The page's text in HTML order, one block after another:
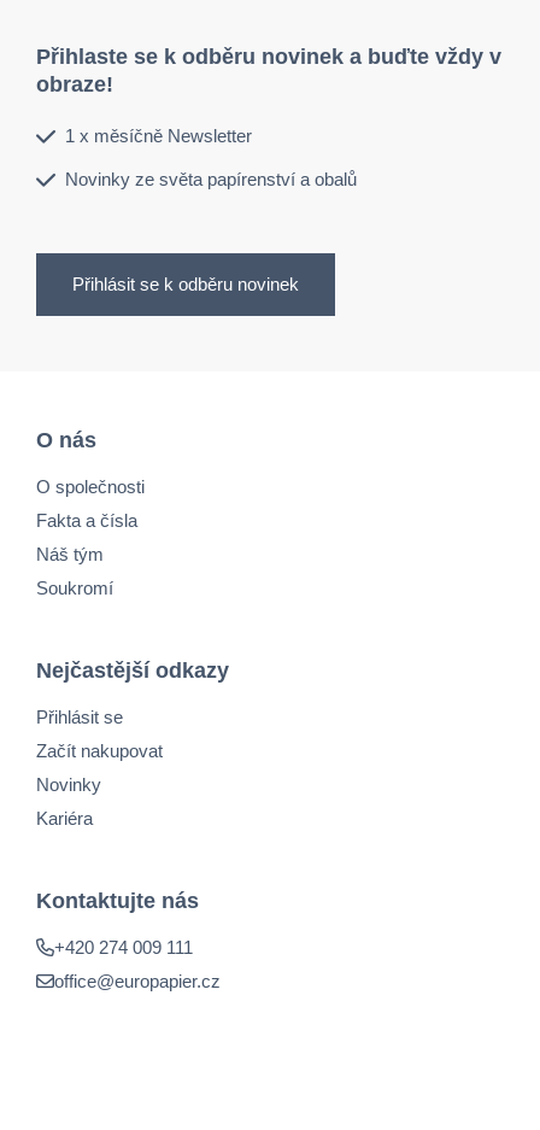
Přihlaste se k odběru novinek a buďte vždy v
obraze!
1 x měsíčně Newsletter
Novinky ze světa papírenství a obalů
Přihlásit se k odběru novinek
O nás
O společnosti
Fakta a čísla
Náš tým
Soukromí
Nejčastější odkazy
Přihlásit se
Začít nakupovat
Novinky
Kariéra
Kontaktujte nás
+420 274 009 111
office@europapier.cz